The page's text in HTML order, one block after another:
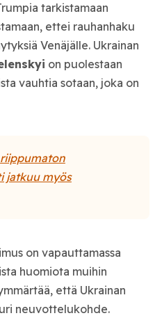
tarkistamaan
ettei rauhanhaku
Venäjälle. Ukrainan
on puolestaan
vauhtia sotaan, joka on
riippumaton
jatkuu myös
on vapauttamassa
huomiota muihin
että Ukrainan
neuvottelukohde.